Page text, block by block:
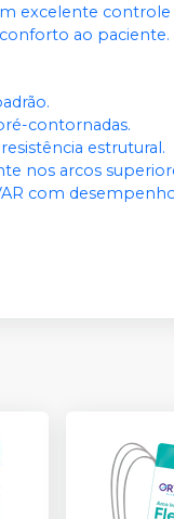
excelente
ao paciente.
contornadas.
estrutural.
nos arcos
com